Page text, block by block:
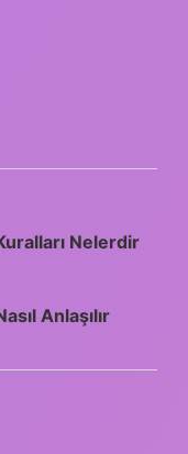
Nelerdir
Anlaşılır